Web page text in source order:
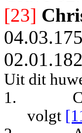
[23]
Uit dit
1.
volgt